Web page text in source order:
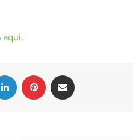
aqui.
Linkedin Pinterest